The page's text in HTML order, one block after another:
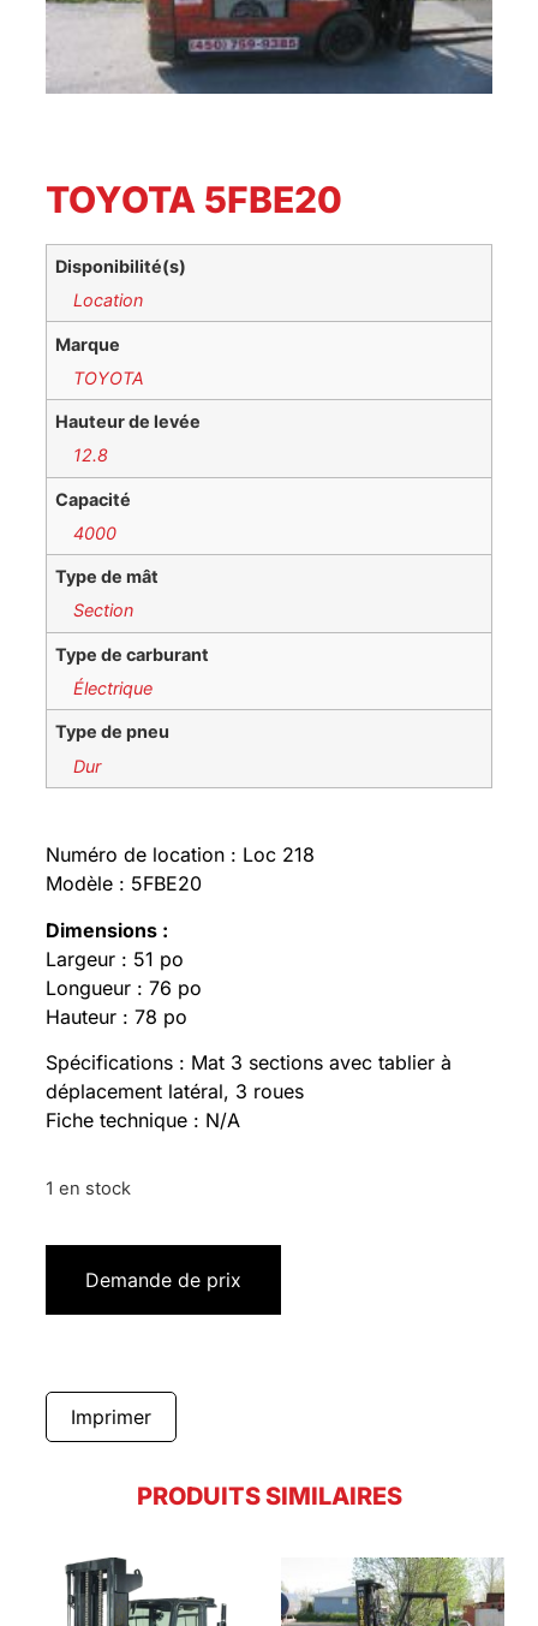
TOYOTA 5FBE20
Disponibilité(s)
Location
Marque
TOYOTA
Hauteur de levée
12.8
Capacité
4000
Type de mât
Section
Type de carburant
Électrique
Type de pneu
Dur
Numéro de location : Loc 218
Modèle : 5FBE20
Dimensions :
Largeur : 51 po
Longueur : 76 po
Hauteur : 78 po
Spécifications : Mat 3 sections avec tablier à
déplacement latéral, 3 roues
Fiche technique : N/A
1 en stock
Demande de prix
Imprimer
PRODUITS SIMILAIRES